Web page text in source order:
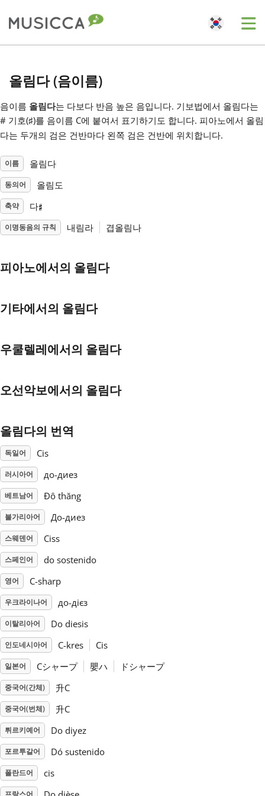
Dansk
日本語
Polski
Português
Tiếng Việt
Türkçe
Українська
简体中文
올림다 (음이름)
음이름 올림다는 다보다 반음 높은 음입니다. 기보법에서 올림다는
# 기호(♯)를 음이름 C에 붙여서 표기하기도 합니다. 피아노에서 올림
다는 두개의 검은 건반마다 왼쪽 검은 건반에 위치합니다.
이름 올림다
동의어 올림도
축약 다♯
이명동음의 규칙 내림라 겹올림나
피아노에서의 올림다
기타에서의 올림다
우쿨렐레에서의 올림다
오선악보에서의 올림다
올림다의 번역
독일어 Cis
러시아어 до-диез
베트남어 Đô thăng
불가리아어 До-диез
스웨덴어 Ciss
스페인어 do sostenido
영어 C-sharp
우크라이나어 до-дієз
이탈리아어 Do diesis
인도네시아어 C-kres Cis
일본어 Cシャープ 嬰ハ ドシャープ
중국어(간체) 升C
중국어(번체) 升C
튀르키예어 Do diyez
포르투갈어 Dó sustenido
폴란드어 cis
프랑스어